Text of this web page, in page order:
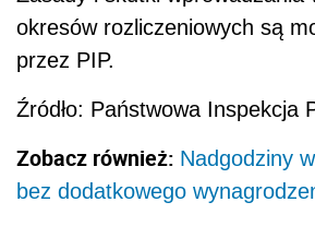
okresów rozliczeniowych są
przez PIP.
Źródło: Państwowa Inspekcja
Zobacz również: Nadgodziny
bez dodatkowego